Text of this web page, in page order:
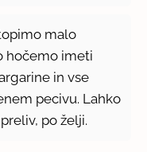
malo
hočemo imeti
in vse
pecivu. Lahko
po želji.